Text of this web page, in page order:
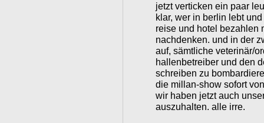
jetzt verticken ein paar
klar, wer in berlin lebt
reise und hotel bezahlen
nachdenken. und in der
auf, sämtliche veterinär/
hallenbetreiber und den
schreiben zu
die millan-show sofort
wir haben jetzt auch
auszuhalten. alle irre.